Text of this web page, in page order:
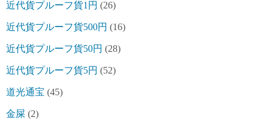
近代貨プルーフ貨1円 (26)
近代貨プルーフ貨500円 (16)
近代貨プルーフ貨50円 (28)
近代貨プルーフ貨5円 (52)
道光通宝 (45)
金屎 (2)